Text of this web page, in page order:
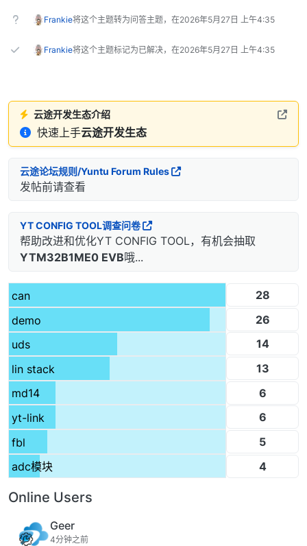
Frankie将这个主题转为问答主题，在2026年5月27日 上午4:35
Frankie将这个主题标记为已解决，在2026年5月27日 上午4:35
云途开发生态介绍
快速上手云途开发生态
云途论坛规则/Yuntu Forum Rules
发帖前请查看
YT CONFIG TOOL调查问卷
帮助改进和优化YT CONFIG TOOL，有机会抽取
YTM32B1ME0 EVB哦...
can
28
demo
26
uds
14
lin stack
13
md14
6
yt-link
6
fbl
5
adc模块
4
Online Users
Geer
4分钟之前